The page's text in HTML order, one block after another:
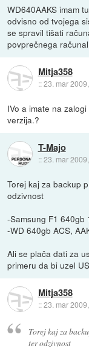
WD640AAKS imam
odvisno od tvojega
se spravil tišati
povprečnega
Mitja358
::23. mar
IVo a imate na
verzija.?
T-Majo
::23. mar
Torej kaj za backup
odzivnost
-Samsung F1 640gb
-WD 640gb ACS,
Ali se plača dati za
primeru da bi uzel
Mitja358
::23. mar
Torej kaj za
ter odzivnost